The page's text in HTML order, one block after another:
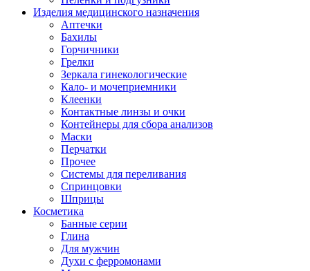
Изделия медицинского назначения
Аптечки
Бахилы
Горчичники
Грелки
Зеркала гинекологические
Кало- и мочеприемники
Клеенки
Контактные линзы и очки
Контейнеры для сбора анализов
Маски
Перчатки
Прочее
Системы для переливания
Спринцовки
Шприцы
Косметика
Банные серии
Глина
Для мужчин
Духи с ферромонами